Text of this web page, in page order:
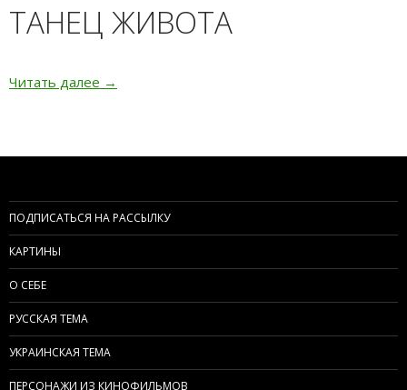
ТАНЕЦ ЖИВОТА
Читать далее Танец живота
→
ПОДПИСАТЬСЯ НА РАССЫЛКУ
КАРТИНЫ
О СЕБЕ
РУССКАЯ ТЕМА
УКРАИНСКАЯ ТЕМА
ПЕРСОНАЖИ ИЗ КИНОФИЛЬМОВ